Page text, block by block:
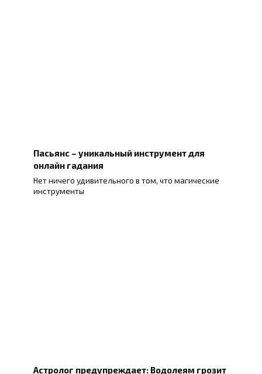
Пасьянс – уникальный инструмент для
онлайн гадания
Нет ничего удивительного в том, что магические
инструменты
Астролог предупреждает: Водолеям грозит